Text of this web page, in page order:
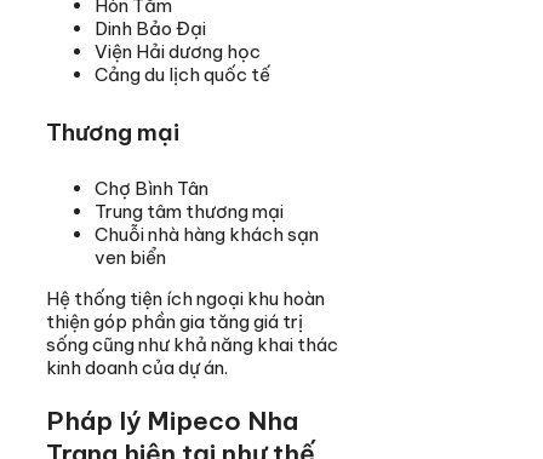
Hòn Tằm
Dinh Bảo Đại
Viện Hải dương học
Cảng du lịch quốc tế
Thương mại
Chợ Bình Tân
Trung tâm thương mại
Chuỗi nhà hàng khách sạn
ven biển
Hệ thống tiện ích ngoại khu hoàn
thiện góp phần gia tăng giá trị
sống cũng như khả năng khai thác
kinh doanh của dự án.
Pháp lý Mipeco Nha